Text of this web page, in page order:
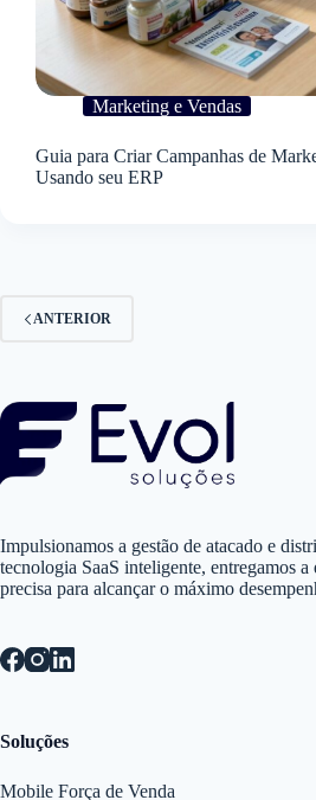
Marketing e Vendas
Guia para Criar Campanhas de
Usando seu ERP
ANTERIOR
Impulsionamos a gestão de atacado e
tecnologia SaaS inteligente, entregamos
precisa para alcançar o máximo
Soluções
Mobile Força de Venda